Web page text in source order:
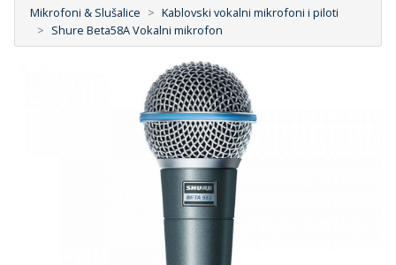
Mikrofoni & Slušalice
Kablovski vokalni mikrofoni i piloti
Shure Beta58A Vokalni mikrofon